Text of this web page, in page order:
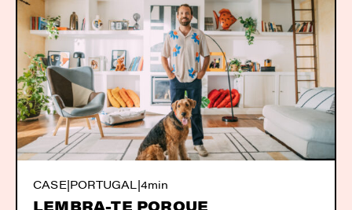
CASE|PORTUGAL|4min
LEMBRA-TE PORQUE